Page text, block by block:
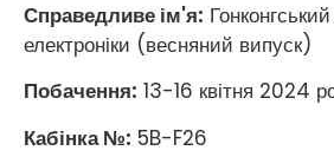
Справедливе ім'я:
електроніки (весняний випуск)
Побачення: 13-16 квітня 2024
Кабінка №: 5B-F26